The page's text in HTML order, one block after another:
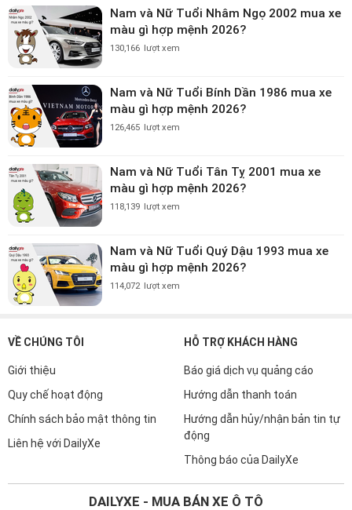
Nam và Nữ Tuổi Nhâm Ngọ 2002 mua xe
màu gì hợp mệnh 2026?
130,166 lượt xem
Nam và Nữ Tuổi Bính Dần 1986 mua xe
màu gì hợp mệnh 2026?
126,465 lượt xem
Nam và Nữ Tuổi Tân Tỵ 2001 mua xe
màu gì hợp mệnh 2026?
118,139 lượt xem
Nam và Nữ Tuổi Quý Dậu 1993 mua xe
màu gì hợp mệnh 2026?
114,072 lượt xem
VỀ CHÚNG TÔI
Giới thiệu
Quy chế hoạt động
Chính sách bảo mật thông tin
Liên hệ với DailyXe
HỖ TRỢ KHÁCH HÀNG
Báo giá dịch vụ quảng cáo
Hướng dẫn thanh toán
Hướng dẫn hủy/nhận bản tin tự
động
Thông báo của DailyXe
DAILYXE - MUA BÁN XE Ô TÔ